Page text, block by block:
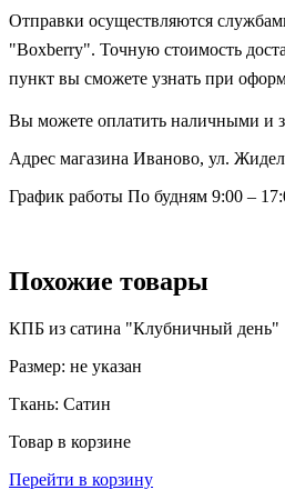
Отправки осуществляются
"Boxberry". Точную стоимость
пункт вы сможете узнать при
Вы можете оплатить наличными и
Адрес магазина Иваново, ул.
График работы По будням 9:00 –
Похожие товары
КПБ из сатина "Клубничный день"
Размер: не указан
Ткань: Сатин
Товар в корзине
Перейти в корзину